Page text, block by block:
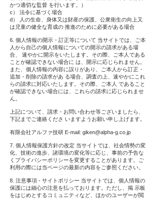
かつ適切な監督 を行います。）
c） 法令に基づく場合
d） 人の生命、身体又は財産の保護、公衆衛生の向上又
は児童の健全な育成の 推進のために必要がある場合
6. 個人情報の開示・訂正等について 当サイトでは、ご本
人から自己の個人情報についての開示の請求がある場
合、 速やかに開示をいたします。その際、ご本人である
ことが確認できない場合に は、開示に応じられません。
また、個人情報の内容に誤りがあり、ご本人から訂正・
追加・削除の請求があ る場合、調査の上、速やかにこれ
らの請求に対応いたします。その際、ご本人 であること
が確認できない場合には、これらの請求に応じられませ
ん。
上記について、請求・お問い合わせ等ございましたら、
下記までご連絡くださ いますようお願い申し上げます。
有限会社アルファ技研 E-mail: giken@alpha-g.co.jp
7. 個人情報保護方針の改定 当サイトでは、社会情勢の変
化、技術の進歩、諸環境の変化等に応じ、事前の予告な
くプライバシーポリシーを変更することがあります。ご
利用の際には当ページの最新の内容をご参照ください。
8. 注意事項 - サイトポリシー 当サイトでは、個人情報の
保護には細心の注意を払っております。ただし、掲 示板
をはじめとするコミュニティなど、ほかのユーザーが閲